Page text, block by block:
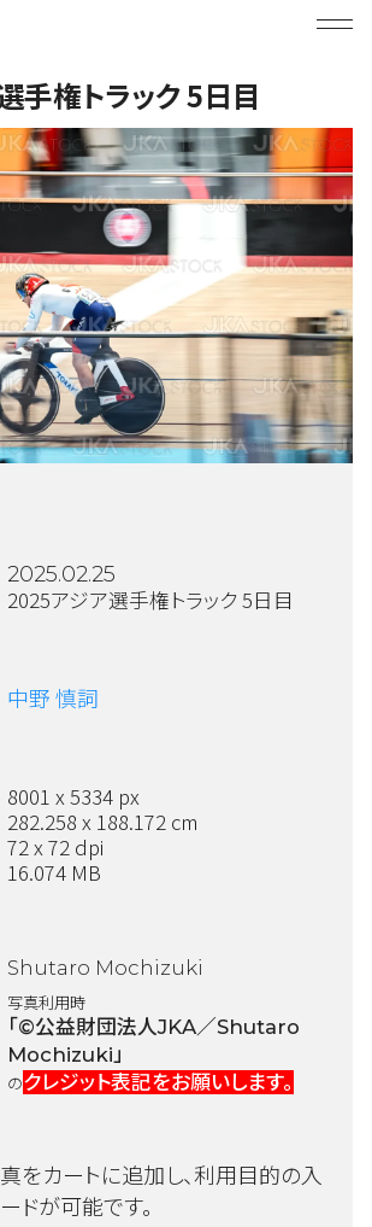
手権トラック 5日目
2025.02.25
2025アジア選手権トラック 5日目
中野 慎詞
8001 x 5334 px
282.258 x 188.172 cm
72 x 72 dpi
16.074 MB
Shutaro Mochizuki
写真利用時
「©公益財団法人JKA／Shutaro
Mochizuki」
のクレジット表記をお願いします。
をカートに追加し、利用目的の入
ドが可能です。